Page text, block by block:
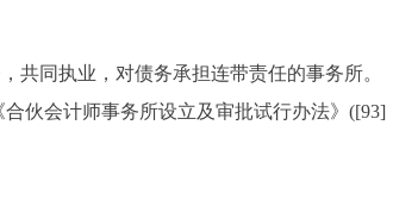
同执业，对债务承担连带责任的事务所。
伙会计师事务所设立及审批试行办法》([93]